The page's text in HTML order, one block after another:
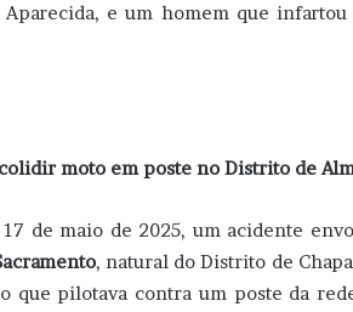
e um homem que
moto em poste no Distrito de
de maio de 2025, um acidente
, natural do Distrito de
que pilotava contra um poste da